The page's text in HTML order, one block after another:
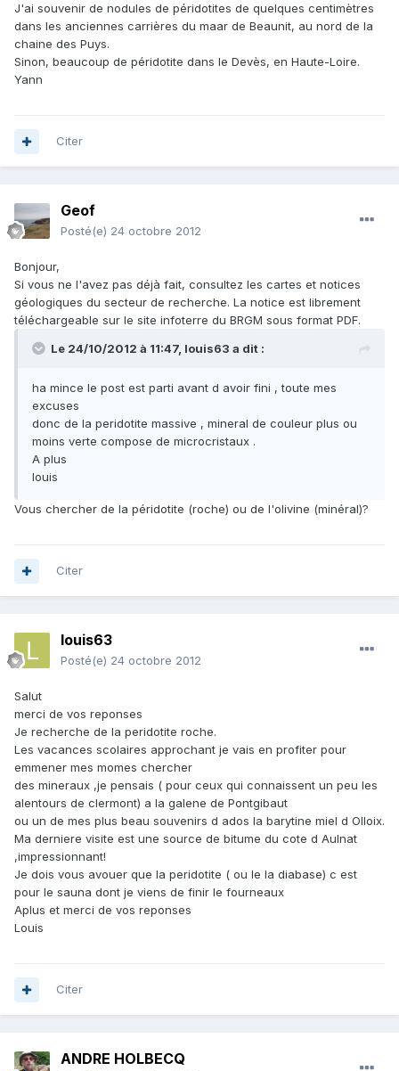
J'ai souvenir de nodules de péridotites de quelques centimètres
dans les anciennes carrières du maar de Beaunit, au nord de la
chaine des Puys.
Sinon, beaucoup de péridotite dans le Devès, en Haute-Loire.
Yann
Citer
Geof
Posté(e) 24 octobre 2012
Bonjour,
Si vous ne l'avez pas déjà fait, consultez les cartes et notices
géologiques du secteur de recherche. La notice est librement
téléchargeable sur le site infoterre du BRGM sous format PDF.
Le 24/10/2012 à 11:47, louis63 a dit :
ha mince le post est parti avant d avoir fini , toute mes
excuses
donc de la peridotite massive , mineral de couleur plus ou
moins verte compose de microcristaux .
A plus
louis
Vous chercher de la péridotite (roche) ou de l'olivine (minéral)?
Citer
louis63
Posté(e) 24 octobre 2012
Salut
merci de vos reponses
Je recherche de la peridotite roche.
Les vacances scolaires approchant je vais en profiter pour
emmener mes momes chercher
des mineraux ,je pensais ( pour ceux qui connaissent un peu les
alentours de clermont) a la galene de Pontgibaut
ou un de mes plus beau souvenirs d ados la barytine miel d Olloix.
Ma derniere visite est une source de bitume du cote d Aulnat
,impressionnant!
Je dois vous avouer que la peridotite ( ou le la diabase) c est
pour le sauna dont je viens de finir le fourneaux
Aplus et merci de vos reponses
Louis
Citer
ANDRE HOLBECQ